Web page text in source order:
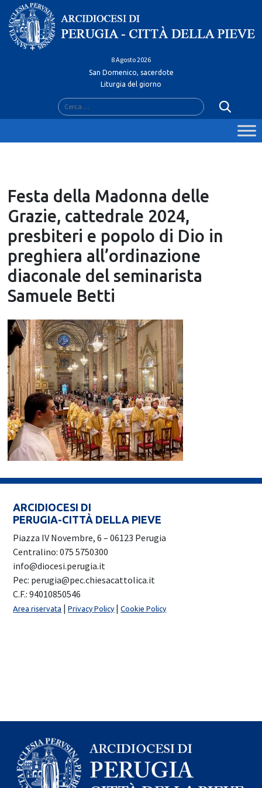
Skip
content
8 Agosto 2026
San Domenico, sacerdote
Liturgia del giorno
Ricerca
per:
Festa della Madonna delle
Grazie, cattedrale 2024,
presbiteri e popolo di Dio in
preghiera all’ordinazione
diaconale del seminarista
Samuele Betti
ARCIDIOCESI DI
PERUGIA-CITTÀ DELLA PIEVE
Piazza IV Novembre, 6 – 06123 Perugia
Centralino: 075 5750300
info@diocesi.perugia.it
Pec: perugia@pec.chiesacattolica.it
C.F.: 94010850546
Area riservata |Privacy Policy |Cookie Policy